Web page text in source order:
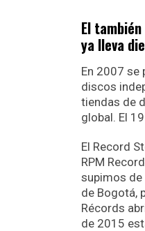
El
ya lleva
En 2007 se
discos
tiendas de
global. El
El Record
RPM
supimos de
de Bogotá,
Récords
de 2015